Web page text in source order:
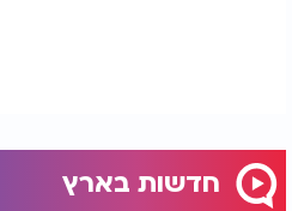
חדשות בארץ